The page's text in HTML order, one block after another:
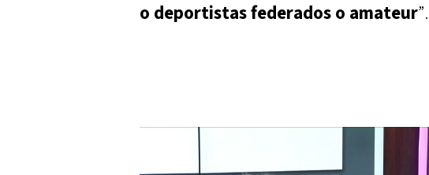
o deportistas federados o amateur”.